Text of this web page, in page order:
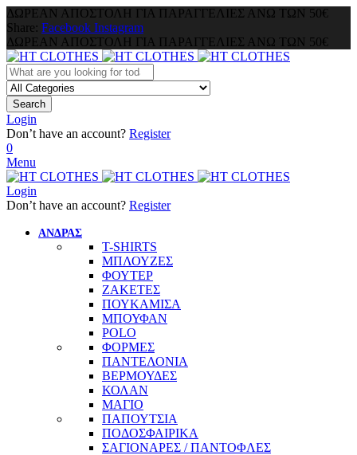
ΔΩΡΕΑΝ ΑΠΟΣΤΟΛΗ ΓΙΑ ΠΑΡΑΓΓΕΛΙΕΣ ΑΝΩ ΤΩΝ 50€
Share: Facebook Instagram
ΔΩΡΕΑΝ ΑΠΟΣΤΟΛΗ ΓΙΑ ΠΑΡΑΓΓΕΛΙΕΣ ΑΝΩ ΤΩΝ 50€
Search
Login
Don’t have an account? Register
0
Menu
Login
Don’t have an account? Register
ΑΝΔΡΑΣ
T-SHIRTS
ΜΠΛΟΥΖΕΣ
ΦΟΥΤΕΡ
ΖΑΚΕΤΕΣ
ΠΟΥΚΑΜΙΣΑ
ΜΠΟΥΦΑΝ
POLO
ΦΟΡΜΕΣ
ΠΑΝΤΕΛΟΝΙΑ
ΒΕΡΜΟΥΔΕΣ
ΚΟΛΑΝ
ΜΑΓΙΟ
ΠΑΠΟΥΤΣΙΑ
ΠΟΔΟΣΦΑΙΡΙΚΑ
ΣΑΓΙΟΝΑΡΕΣ / ΠΑΝΤΟΦΛΕΣ